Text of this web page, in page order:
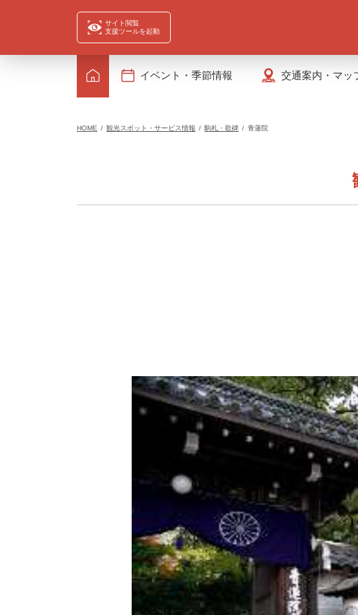
サイト閲覧
支援ツールを起動
イベント・季節情報 交通案内・マッ
HOME 観光スポット・サービス情報 駒札・歌碑 青蓮院